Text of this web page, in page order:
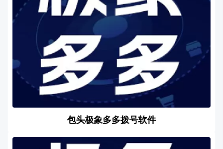
包头极象多多拨号软件